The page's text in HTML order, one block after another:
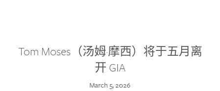
Tom Moses（汤姆·摩西）将于五月离
开 GIA
March 5, 2026